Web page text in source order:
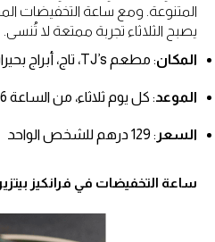
المتنوعة. ومع ساعة التخفيضات
يصبح الثلاثاء تجربة ممتعة لا تُنسى.
المكان: مطعم TJ’s، تاج، أبراج بحيرات الجميرا
الموعد: كل يوم ثلاثاء، من الساعة 6 مساءً حتى 9 مساءً
السعر : 129 درهم للشخص الواحد
ساعة التخفيضات في فرانكيز